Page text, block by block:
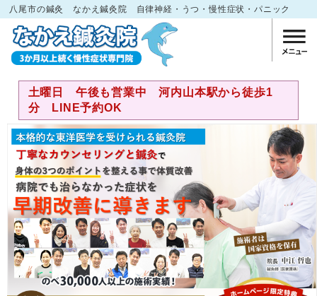
八尾市の鍼灸 なかえ鍼灸院 自律神経・うつ・慢性症状・パニック
土曜日 午後も営業中 河内山本駅から徒歩1
分 LINE予約OK